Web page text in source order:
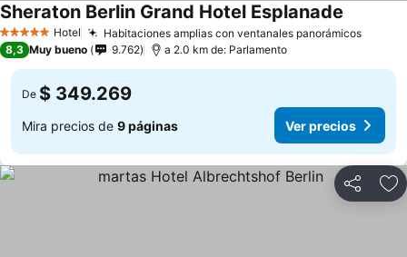
5 Estrellas Hotel Habitaciones amplias con ventanales panorámicos
Sheraton Berlin Grand Hotel Esplanade
8,3 Muy bueno 9.762 a 2.0 km de: Parlamento
De $ 349.269
Mira precios de 9 páginas Ver precios
Compartir